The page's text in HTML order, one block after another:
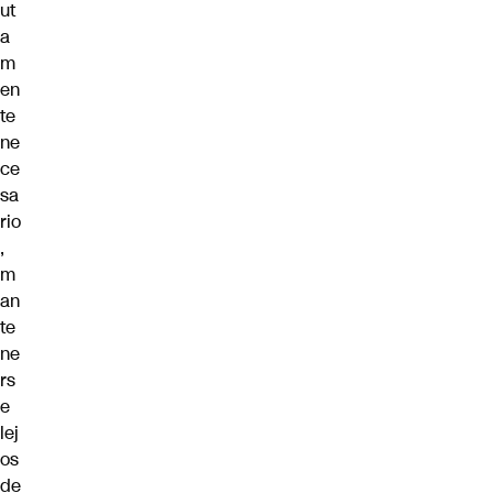
ut
a
m
en
te
ne
ce
sa
rio
,
m
an
te
ne
rs
e
lej
os
de